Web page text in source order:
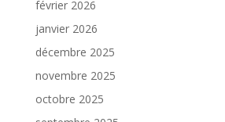
février 2026
janvier 2026
décembre 2025
novembre 2025
octobre 2025